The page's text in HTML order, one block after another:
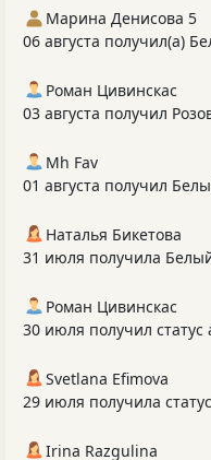
Марина Денисова 5
06 августа получил(а)
Роман Цивинскас
03 августа получил
Mh Fav
01 августа получил
Наталья Бикетова
31 июля получила
Роман Цивинскас
30 июля получил статус
Svetlana Efimova
29 июля получила
Irina Razgulina